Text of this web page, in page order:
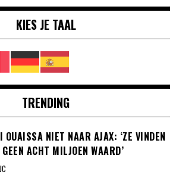
KIES JE TAAL
TRENDING
OUAISSA NIET NAAR AJAX: ‘ZE VINDEN
ACHT MILJOEN WAARD’